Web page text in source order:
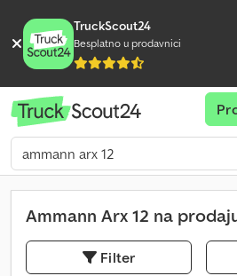
TruckScout24
Besplatno u prodavnici
Ammann Arx 12 na
Filter